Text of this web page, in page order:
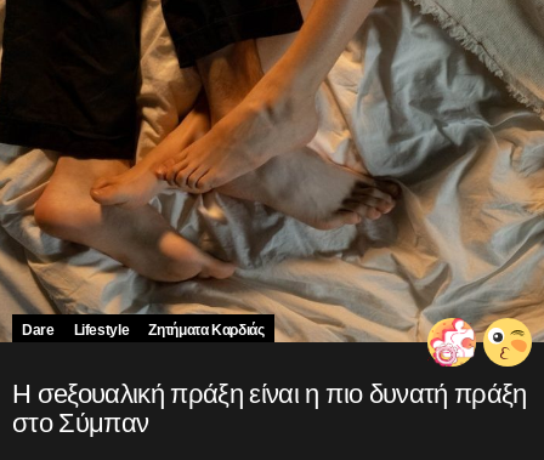
Dare Lifestyle Ζητήματα Kαρδιάς
Η σeξουαλική πράξη είναι η πιο δυνατή πράξη
στο Σύμπαν